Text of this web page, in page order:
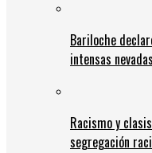
Bariloche
intensas
Racismo y
segregación